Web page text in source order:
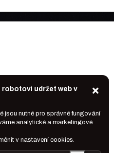
robotovi udržet web v
jsou nutné pro správné fungování
analytické a marketingové
v nastavení cookies.